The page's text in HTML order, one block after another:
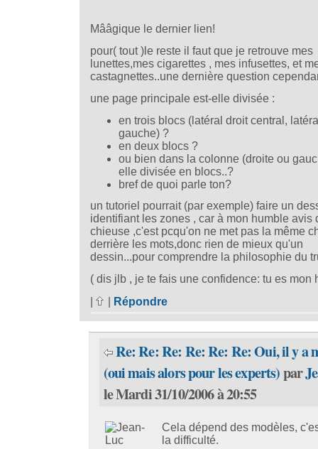
Mââgique le dernier lien!
pour( tout )le reste il faut que je retrouve mes
lunettes,mes cigarettes , mes infusettes, et
castagnettes..une dernière question
une page principale est-elle divisée :
en trois blocs (latéral droit central,
gauche) ?
en deux blocs ?
ou bien dans la colonne (droite ou
elle divisée en blocs..?
bref de quoi parle ton?
un tutoriel pourrait (par exemple) faire un
identifiant les zones , car à mon humble avis
chieuse ,c'est pcqu'on ne met pas la même
derrière les mots,donc rien de mieux qu'un
dessin...pour comprendre la philosophie du
( dis jlb , je te fais une confidence: tu es mon
Répondre
Re: Re: Re: Re: Re: Re: Oui, il y a
(oui mais alors pour les experts)par
le Mardi 31/10/2006 à 20:55
Cela dépend des modèles,
la difficulté.